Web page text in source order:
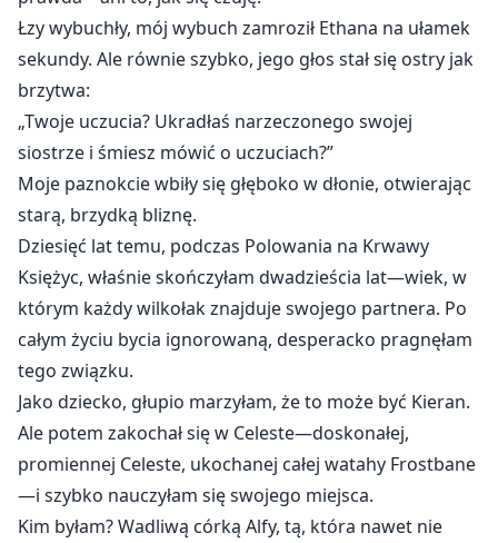
Łzy wybuchły, mój wybuch zamroził Ethana na ułamek
sekundy. Ale równie szybko, jego głos stał się ostry jak
brzytwa:
„Twoje uczucia? Ukradłaś narzeczonego swojej
siostrze i śmiesz mówić o uczuciach?”
Moje paznokcie wbiły się głęboko w dłonie, otwierając
starą, brzydką bliznę.
Dziesięć lat temu, podczas Polowania na Krwawy
Księżyc, właśnie skończyłam dwadzieścia lat—wiek, w
którym każdy wilkołak znajduje swojego partnera. Po
całym życiu bycia ignorowaną, desperacko pragnęłam
tego związku.
Jako dziecko, głupio marzyłam, że to może być Kieran.
Ale potem zakochał się w Celeste—doskonałej,
promiennej Celeste, ukochanej całej watahy Frostbane
—i szybko nauczyłam się swojego miejsca.
Kim byłam? Wadliwą córką Alfy, tą, która nawet nie